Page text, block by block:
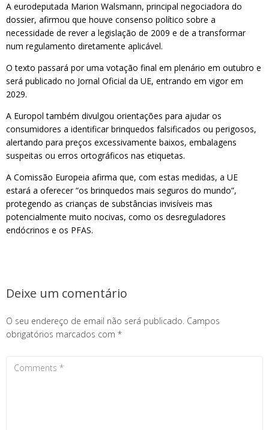
A eurodeputada Marion Walsmann, principal negociadora do
dossier, afirmou que houve consenso político sobre a
necessidade de rever a legislação de 2009 e de a transformar
num regulamento diretamente aplicável.
O texto passará por uma votação final em plenário em outubro e
será publicado no Jornal Oficial da UE, entrando em vigor em
2029.
A Europol também divulgou orientações para ajudar os
consumidores a identificar brinquedos falsificados ou perigosos,
alertando para preços excessivamente baixos, embalagens
suspeitas ou erros ortográficos nas etiquetas.
A Comissão Europeia afirma que, com estas medidas, a UE
estará a oferecer “os brinquedos mais seguros do mundo”,
protegendo as crianças de substâncias invisíveis mas
potencialmente muito nocivas, como os desreguladores
endócrinos e os PFAS.
Deixe um comentário
O seu endereço de email não será publicado. Campos
obrigatórios marcados com *